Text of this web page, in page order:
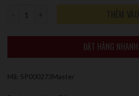
ĐẶT HÀNG NHANH
Mã: SP000273Master